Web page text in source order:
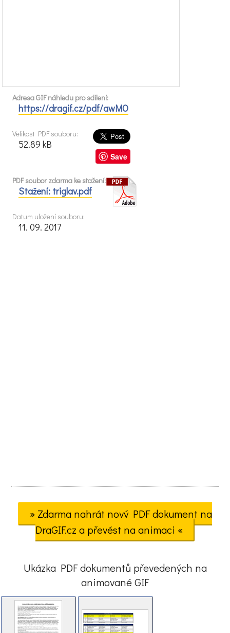
Adresa GIF náhledu pro sdílení:
https://dragif.cz/pdf/awMO
Save
Velikost PDF souboru:
52.89 kB
PDF soubor zdarma ke stažení:
Stažení: triglav.pdf
Datum uložení souboru:
11. 09. 2017
» Zdarma nahrát nový PDF dokument na
DraGIF.cz a převést na animaci «
Ukázka PDF dokumentů převedených na
animované GIF